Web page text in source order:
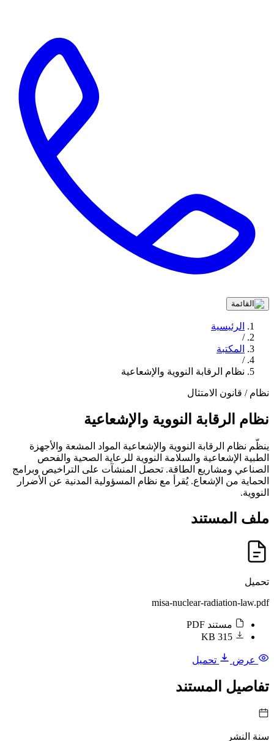
الرئيسية
/
المكتبة
/
نظام الرقابة النووية والإشعاعية
نظام / قانون الامتثال
نظام الرقابة النووية والإشعاعية
ينظّم نظام الرقابة النووية والإشعاعية المواد المشعة والأجهزة
الطبية الإشعاعية والسلامة النووية للرعاية الصحية والفحص
الصناعي ومشاريع الطاقة. تحصل المنشآت على التراخيص وبرامج
الحماية من الإشعاع. يُقرأ مع نظام المسؤولية المدنية عن الأضرار
النووية.
ملف المستند
تحميل
misa-nuclear-radiation-law.pdf
مستند PDF
315 KB
عرض تحميل
تفاصيل المستند
سنة النشر